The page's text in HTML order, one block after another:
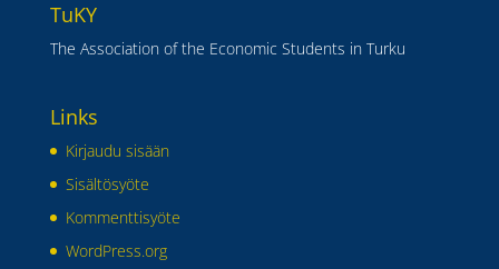
TuKY
The Association of the Economic Students in Turku
Links
Kirjaudu sisään
Sisältösyöte
Kommenttisyöte
WordPress.org